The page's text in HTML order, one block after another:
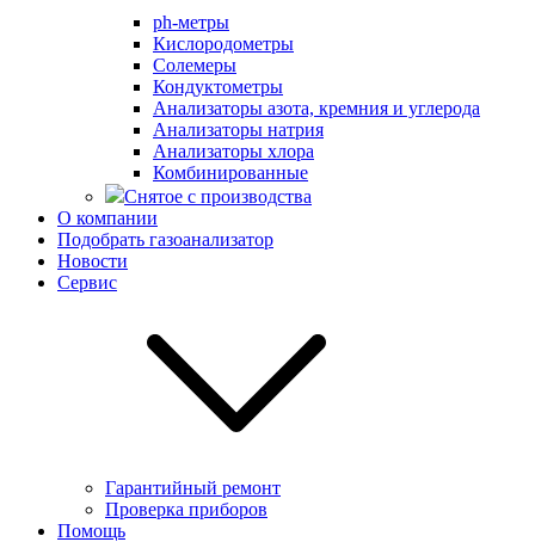
ph-метры
Кислородометры
Солемеры
Кондуктометры
Анализаторы азота, кремния и углерода
Анализаторы натрия
Анализаторы хлора
Комбинированные
Снятое с производства
О компании
Подобрать газоанализатор
Новости
Сервис
Гарантийный ремонт
Проверка приборов
Помощь